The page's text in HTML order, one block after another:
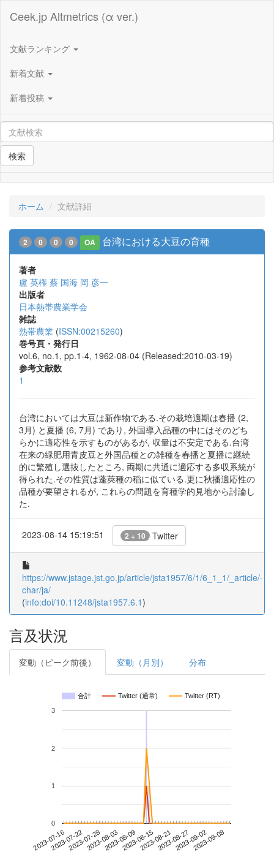
Ceek.jp Altmetrics (α ver.)
文献ランキング
新着文献
新着投稿
検索
ホーム 文献詳細
2 0 0 0 OA 台湾における大豆の育種
著者
盧 英権 蔡 国海 岡 彦一
出版者
日本熱帯農業学会
雑誌
熱帯農業 (ISSN:00215260)
巻号頁・発行日
vol.6, no.1, pp.1-4, 1962-08-04 (Released:2010-03-19)
参考文献数
1
台湾においては大豆は新作物である.その栽培適期は春播 (2,
3月) と夏播 (6, 7月) であり, 外国導入品種の中にはそのどち
らかに適応性を示すものがあるが, 収量は不安定である.台湾
在来の緑肥用青皮豆と外国品種との雑種を春播と夏播に継続
的に繁殖し選抜したところ, 両期に共通に適応する多収系統が
得られた.その性質は蓬莢種の稲に似ている.更に秋播適応性の
品種が要望されるが, これらの問題を育種学的見地から討論し
た.
2023-08-14 15:19:51 2 + 10 Twitter
https://www.jstage.jst.go.jp/article/jsta1957/6/1/6_1_1/_article/-
char/ja/
(info:doi/10.11248/jsta1957.6.1)
言及状況
変動（ピーク前後） 変動（月別） 分布
合計 Twitter (通常) Twitter (RT)
2023-07-162023-07-222023-07-282023-08-032023-08-092023-08-152023-08-212023-08-272023-09-022023-09-08
0
1
2
3